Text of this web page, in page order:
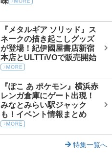
『メタルギア ソリッド』ス
ネークの描き起こしグッズ
が登場！紀伊國屋書店新宿
本店とULTTiVOで販売開始
『ぽこ あ ポケモン』横浜赤
レンガ倉庫にゲート出現！
みなとみらい駅ジャック
も！イベント情報まとめ
特集一覧へ